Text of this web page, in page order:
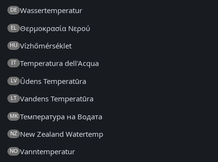
DE Wassertemperatur
EL Θερμοκρασία Νερού
HU Vízhőmérséklet
IT Temperatura dell'Acqua
LV Ūdens Temperatūra
LT Vandens Temperatūra
MK Температура на Водата
NZ New Zealand Watertemp
NO Vanntemperatur